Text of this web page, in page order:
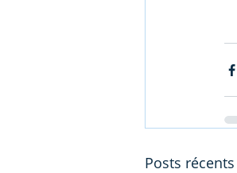
Posts récents